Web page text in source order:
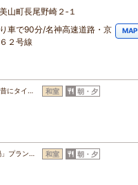
山町長尾野崎２‐１
車で90分/名神高速道路・京
２号線
MAP
イ… 和室 朝・夕
プラン… 和室 朝・夕